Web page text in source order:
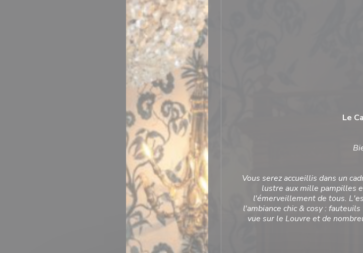
Le
Vous serez accueillis dans un
lustre aux mille pampilles
l'émerveillement de tous.
l'ambiance chic & cosy :
vue sur le Louvre et de